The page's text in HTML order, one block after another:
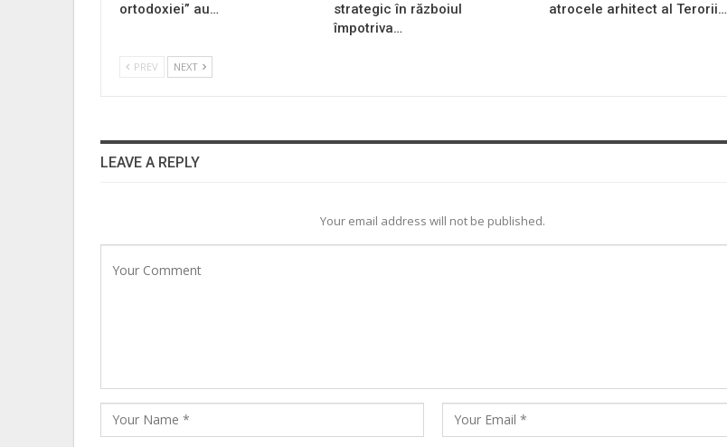
ortodoxiei” au…
strategic în războiul
împotriva…
atrocele arhitect al Terorii…
PREV NEXT
LEAVE A REPLY
Your email address will not be published.